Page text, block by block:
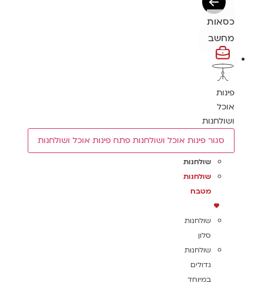
כסאות
מחשב
פינות
אוכל
ושולחנות
סגור פינות אוכל ושולחנות פתח פינות אוכל ושולחנות
שולחנות
שולחנות
מטבח
שולחנות
סלון
שולחנות
גדולים
במיוחד